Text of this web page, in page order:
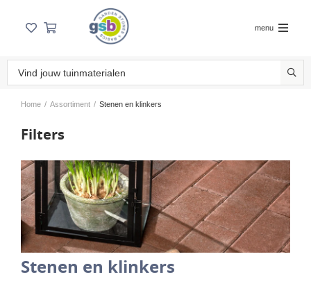
menu
Home / Assortiment / Stenen en klinkers
Filters
Stenen en klinkers